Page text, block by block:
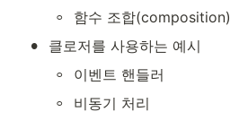
◦ 함수 조합(composition)
• 클로저를 사용하는 예시
◦ 이벤트 핸들러
◦ 비동기 처리